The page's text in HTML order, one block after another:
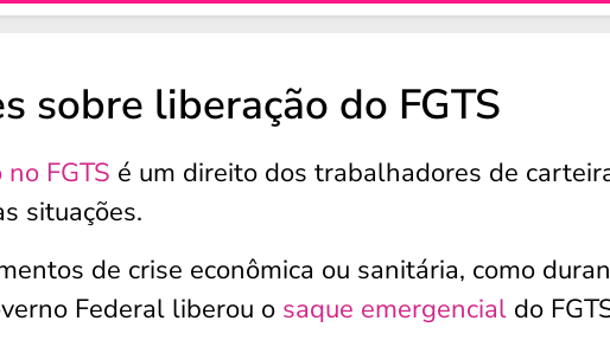
sobre liberação do FGTS
FGTS é um direito dos trabalhadores de
situações.
de crise econômica ou sanitária, como
Federal liberou o saque emergencial do